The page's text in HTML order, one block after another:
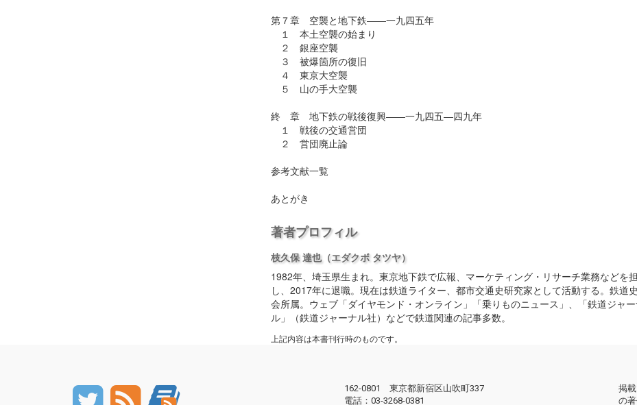
第７章 空襲と地下鉄――一九四五年
１ 本土空襲の始まり
２ 銀座空襲
３ 被爆箇所の復旧
４ 東京大空襲
５ 山の手大空襲
終 章 地下鉄の戦後復興――一九四五―四九年
１ 戦後の交通営団
２ 営団廃止論
参考文献一覧
あとがき
著者プロフィル
枝久保 達也（エダクボ タツヤ）
1982年、埼玉県生まれ。東京地下鉄で広報、マーケティング・リサーチ業務などを
し、2017年に退職。現在は鉄道ライター、都市交通史研究家として活動する。鉄道
会所属。ウェブ「ダイヤモンド・オンライン」「乗りものニュース」、「鉄道ジャ
ル」（鉄道ジャーナル社）などで鉄道関連の記事多数。
上記内容は本書刊行時のものです。
162-0801 東京都新宿区山吹町337
電話：03-3268-0381
掲
の